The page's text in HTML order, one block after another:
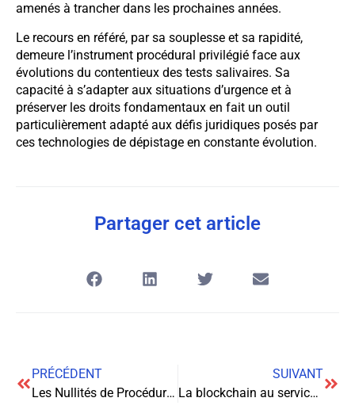
amenés à trancher dans les prochaines années.
Le recours en référé, par sa souplesse et sa rapidité,
demeure l’instrument procédural privilégié face aux
évolutions du contentieux des tests salivaires. Sa
capacité à s’adapter aux situations d’urgence et à
préserver les droits fondamentaux en fait un outil
particulièrement adapté aux défis juridiques posés par
ces technologies de dépistage en constante évolution.
Partager cet article
PRÉCÉDENT
Les Nullités de Procédure : Le Fragile Équilibre Entre Protection des Droits et Efficacité Judiciaire
SUIVANT
La blockchain au service des actes notariés : une révolution juridique en marche pour 2025